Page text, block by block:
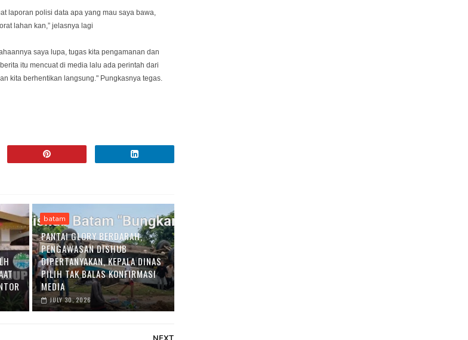
laporan polisi data apa yang mau saya bawa,
lahan kan,” jelasnya lagi
saya lupa, tugas kita pengamanan dan
itu mencuat di media lalu ada perintah dari
kita berhentikan langsung." Pungkasnya tegas.
batam
PANTAI GLORY BERDARAH,
PENGAWASAN DISHUB
DIPERTANYAKAN, KEPALA DINAS
PILIH TAK BALAS KONFIRMASI
MEDIA
JULY 30, 2026